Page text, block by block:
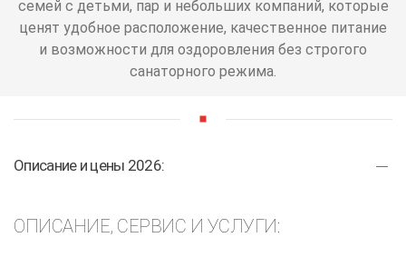
семей с детьми, пар и небольших компаний, которые
ценят удобное расположение, качественное питание
и возможности для оздоровления без строгого
санаторного режима.
Описание и цены 2026:
ОПИСАНИЕ, СЕРВИС И УСЛУГИ: